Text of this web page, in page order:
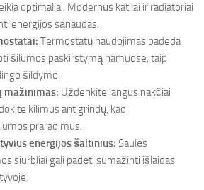
optimaliai. Modernūs katilai ir radiatoriai
energijos sąnaudas.
Termostatų naudojimas padeda
šilumos paskirstymą namuose, taip
šildymo.
mažinimas: Uždenkite langus nakčiai
kilimus ant grindų, kad
praradimus.
energijos šaltinius: Saulės
siurbliai gali padėti sumažinti išlaidas